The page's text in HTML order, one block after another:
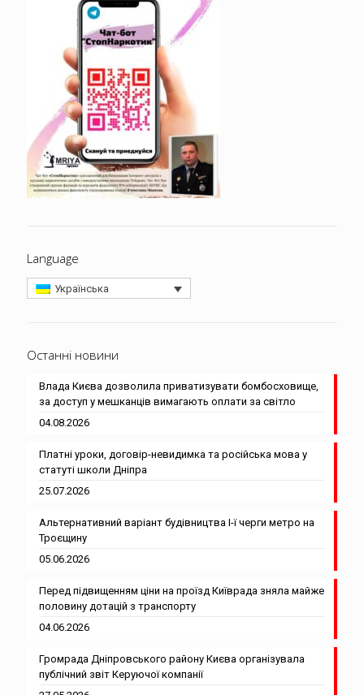
Language
Українська
Останні новини
Влада Києва дозволила приватизувати бомбосховище,
за доступ у мешканців вимагають оплати за світло
04.08.2026
Платні уроки, договір-невидимка та російська мова у
статуті школи Дніпра
25.07.2026
Альтернативний варіант будівництва І-ї черги метро на
Троєщину
05.06.2026
Перед підвищенням ціни на проїзд Київрада зняла майже
половину дотацій з транспорту
04.06.2026
Громрада Дніпровського району Києва організувала
публічний звіт Керуючої компанії